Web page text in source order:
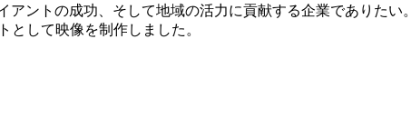
ントの成功、そして地域の活力に貢献する企業でありたい。
として映像を制作しました。